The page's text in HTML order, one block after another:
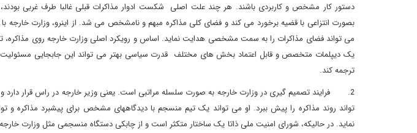
دستور کار مشخص و کاربردی باشند. هر چند علت اصلی شکست ادوار مذاکرات قبلی غالبا طرف غربی بودند،
بصورت انتزاعی با قضیه برخورد می کند و فضای کلی مذاکره مبهم و نامشخص می شد. از اینرو، وزارت خارجه با
می تواند فضای مذاکرات را به سمت مشخصی هدایت نماید. اساس و رویکرد اصلی وزارت خارجه روی
یک دیپلمات متخصص و قابل اعتماد بخش های مختلف قدرت سیاسی بهتر می تواند این جابجایی مسئولیت
ترجمه کند.
2. فرایند تصمیم گیری در وزارت خارجه به صورت سلسله مراتبی است. یعنی وزیر خارجه در راس قرار دارد
تواند روند مذاکره را پیش ببرد. او می تواند یک تیم منسجم با دیدگاههای مشخص برای پیشبرد مذاکره و
نماید. در حالیکه، شورای امنیت ملی ذاتا یک ساختار متکثر است و از چابکی دستگاه منسجمی مثل وزارت خارجه